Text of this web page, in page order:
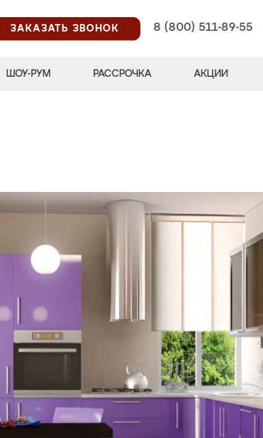
ЗАКАЗАТЬ ЗВОНОК
8 (800) 511-89-55
ШОУ-РУМ РАССРОЧКА АКЦИИ